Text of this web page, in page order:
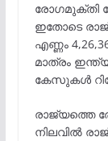
രോഗമുക്തി
ഇതോടെ
എണ്ണം
മാത്രം
കേസുകൾ
രാജ്യത്തെ
നിലവിൽ